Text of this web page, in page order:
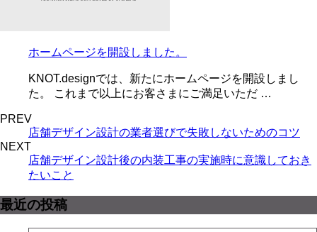
ホームページを開設しました。
KNOT.designでは、新たにホームページを開設しまし
た。 これまで以上にお客さまにご満足いただ …
PREV
店舗デザイン設計の業者選びで失敗しないためのコツ
NEXT
店舗デザイン設計後の内装工事の実施時に意識しておき
たいこと
最近の投稿